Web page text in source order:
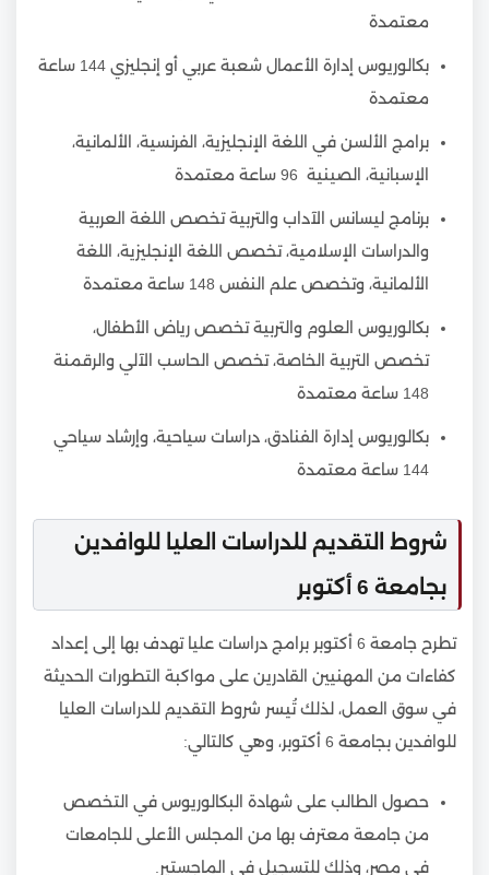
معتمدة
بكالوريوس إدارة الأعمال شعبة عربي أو إنجليزي 144 ساعة
معتمدة
برامج الألسن في اللغة الإنجليزية، الفرنسية، الألمانية،
الإسبانية، الصينية 96 ساعة معتمدة
برنامج ليسانس الآداب والتربية تخصص اللغة العربية
والدراسات الإسلامية، تخصص اللغة الإنجليزية، اللغة
الألمانية، وتخصص علم النفس 148 ساعة معتمدة
بكالوريوس العلوم والتربية تخصص رياض الأطفال،
تخصص التربية الخاصة، تخصص الحاسب الآلي والرقمنة
148 ساعة معتمدة
بكالوريوس إدارة الفنادق، دراسات سياحية، وإرشاد سياحي
144 ساعة معتمدة
شروط التقديم للدراسات العليا للوافدين
بجامعة 6 أكتوبر
تطرح جامعة 6 أكتوبر برامج دراسات عليا تهدف بها إلى إعداد
كفاءات من المهنيين القادرين على مواكبة التطورات الحديثة
في سوق العمل، لذلك تُيسر شروط التقديم للدراسات العليا
للوافدين بجامعة 6 أكتوبر، وهي كالتالي:
حصول الطالب على شهادة البكالوريوس في التخصص
من جامعة معترف بها من المجلس الأعلى للجامعات
في مصر، وذلك للتسجيل في الماجستير.